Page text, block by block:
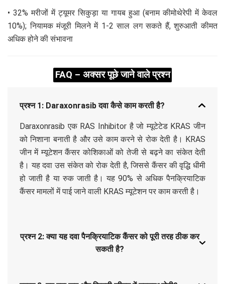
• 32% मरीजों में ट्यूमर सिकुड़ा या गायब हुआ (बनाम कीमोथेरेपी में केवल
10%); नियामक मंजूरी मिलने में 1-2 साल लग सकते हैं, शुरुआती कीमत
अधिक होने की संभावना
FAQ – अक्सर पूछे जाने वाले प्रश्न
प्रश्न 1: Daraxonrasib दवा कैसे काम करती है?
Daraxonrasib एक RAS Inhibitor है जो म्यूटेटेड KRAS जीन
को निशाना बनाती है और उसे काम करने से रोक देती है। KRAS
जीन में म्यूटेशन कैंसर कोशिकाओं को तेजी से बढ़ने का संकेत देती
है। यह दवा उस संकेत को रोक देती है, जिससे कैंसर की वृद्धि धीमी
हो जाती है या रुक जाती है। यह 90% से अधिक पैनक्रियाटिक
कैंसर मामलों में पाई जाने वाली KRAS म्यूटेशन पर काम करती है।
प्रश्न 2: क्या यह दवा पैनक्रियाटिक कैंसर को पूरी तरह ठीक कर
सकती है?